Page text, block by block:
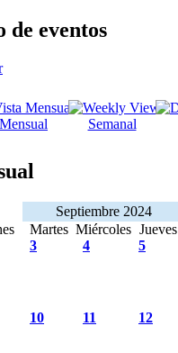
de eventos
Mensual Semanal
Septiembre 2024
Martes Miércoles Jueves
3 4 5
10 11 12